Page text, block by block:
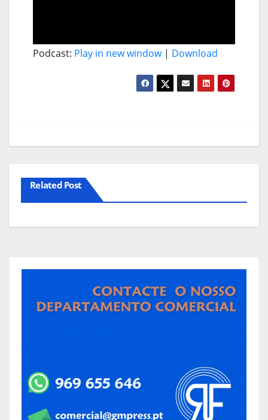
Podcast: Play in new window| Download
Related Post